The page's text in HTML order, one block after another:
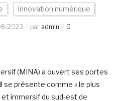
Innovation numérique
2023 par admin
0
(MINA) a ouvert ses portes
se présente comme « le plus
et immersif du sud-est de